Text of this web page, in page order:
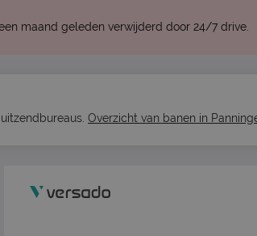
maand geleden verwijderd door 24/7 drive.
Overzicht van banen in